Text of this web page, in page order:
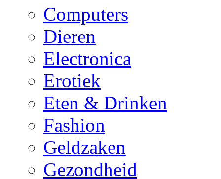
Computers
Dieren
Electronica
Erotiek
Eten & Drinken
Fashion
Geldzaken
Gezondheid